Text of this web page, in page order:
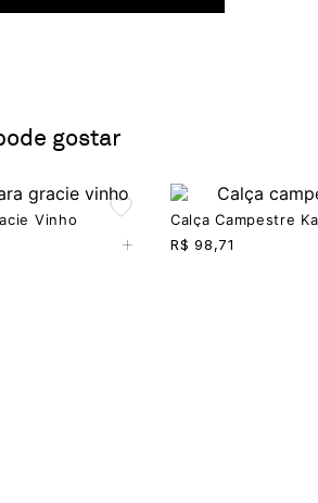
gostar
Vinho
+
Calça Campestre
R$ 98,71